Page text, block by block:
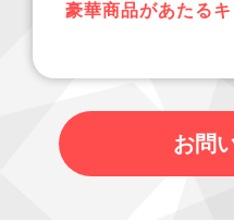
豪華商品があたる
お問